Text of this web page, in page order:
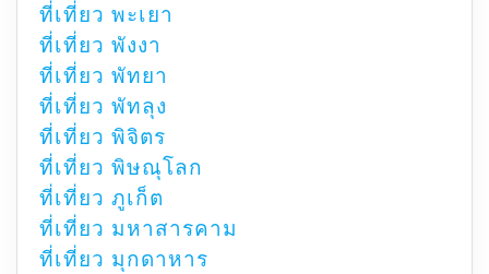
ที่เที่ยว พะเยา
ที่เที่ยว พังงา
ที่เที่ยว พัทยา
ที่เที่ยว พัทลุง
ที่เที่ยว พิจิตร
ที่เที่ยว พิษณุโลก
ที่เที่ยว ภูเก็ต
ที่เที่ยว มหาสารคาม
ที่เที่ยว มุกดาหาร